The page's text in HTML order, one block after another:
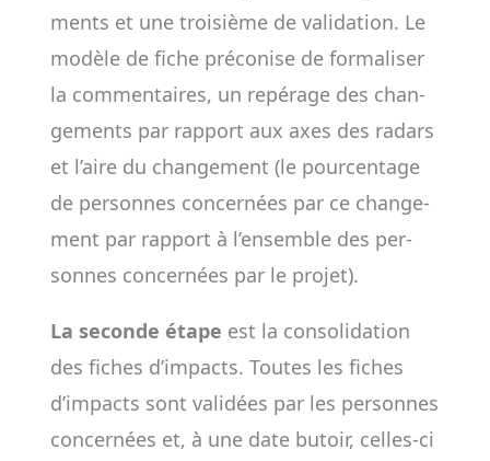
ments et une troi­sième de vali­da­­tion. Le
modèle de fiche pré­co­nise de for­ma­li­­ser
la commen­taires, un repé­rage des chan­
ge­ments par rap­port aux axes des radars
et l’aire du chan­ge­ment (le pour­cen­tage
de per­sonnes concer­nées par ce chan­ge­
ment par rap­port à l’ensemble des per­
sonnes concer­nées par le pro­jet).
La seconde étape est la consolidation
des fiches d’impacts. Toutes les fiches
d’impacts sont vali­dées par les per­sonnes
concer­nées et, à une date butoir, celles-­ci